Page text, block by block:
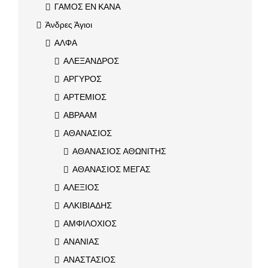
ΓΑΜΟΣ ΕΝ ΚΑΝΑ
Άνδρες Άγιοι
ΑΛΦΑ
ΑΛΕΞΑΝΔΡΟΣ
ΑΡΓΥΡΟΣ
ΑΡΤΕΜΙΟΣ
ΑΒΡΑΑΜ
ΑΘΑΝΑΣΙΟΣ
ΑΘΑΝΑΣΙΟΣ ΑΘΩΝΙΤΗΣ
ΑΘΑΝΑΣΙΟΣ ΜΕΓΑΣ
ΑΛΕΞΙΟΣ
ΑΛΚΙΒΙΑΔΗΣ
ΑΜΦΙΛΟΧΙΟΣ
ΑΝΑΝΙΑΣ
ΑΝΑΣΤΑΣΙΟΣ